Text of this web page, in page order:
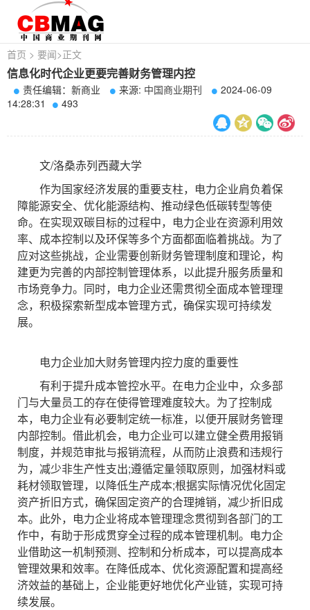
首页 > 要闻>正文
信息化时代企业更要完善财务管理内控
责任编辑：新商业 来源: 中国商业期刊
2024-06-09
14:28:31
493
文/洛桑赤列西藏大学
作为国家经济发展的重要支柱，电力企业肩负着保
障能源安全、优化能源结构、推动绿色低碳转型等使
命。在实现双碳目标的过程中，电力企业在资源利用效
率、成本控制以及环保等多个方面都面临着挑战。为了
应对这些挑战，企业需要创新财务管理制度和理论，构
建更为完善的内部控制管理体系，以此提升服务质量和
市场竞争力。同时，电力企业还需贯彻全面成本管理理
念，积极探索新型成本管理方式，确保实现可持续发
展。
电力企业加大财务管理内控力度的重要性
有利于提升成本管控水平。在电力企业中，众多部
门与大量员工的存在使得管理难度较大。为了控制成
本，电力企业有必要制定统一标准，以便开展财务管理
内部控制。借此机会，电力企业可以建立健全费用报销
制度，并规范审批与报销流程，从而防止浪费和违规行
为，减少非生产性支出;遵循定量领取原则，加强材料或
耗材领取管理，以降低生产成本;根据实际情况优化固定
资产折旧方式，确保固定资产的合理摊销，减少折旧成
本。此外，电力企业将成本管理理念贯彻到各部门的工
作中，有助于形成贯穿全过程的成本管理机制。电力企
业借助这一机制预测、控制和分析成本，可以提高成本
管理效果和效率。在降低成本、优化资源配置和提高经
济效益的基础上，企业能更好地优化产业链，实现可持
续发展。